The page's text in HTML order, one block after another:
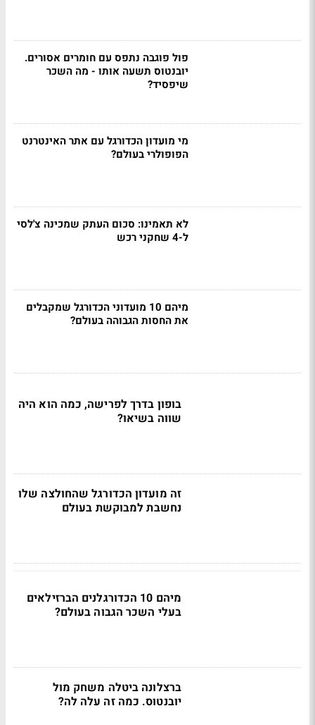
פול פוגבה נתפס עם חומרים אסורים.
יובנטוס תשעה אותו - מה השכר
שיפסיד?
מי מועדון הכדורגל עם אתר האינטרנט
הפופולרי בעולם?
לא תאמינו: סכום העתק שמכינה צ'לסי
ל-4 שחקני רכש
מיהם 10 מועדוני הכדורגל שמקבלים
את החסות הגבוהה בעולם?
בופון בדרך לפרישה, כמה הוא היה
שווה בשיאו?
זה מועדון הכדורגל שהחולצה שלו
נחשבת למבוקשת בעולם
מיהם 10 הכדורגלנים הברזילאים
בעלי השכר הגבוה בעולם?
ברצלונה ביטלה משחק מול
יובנטוס. כמה זה עלה לה?